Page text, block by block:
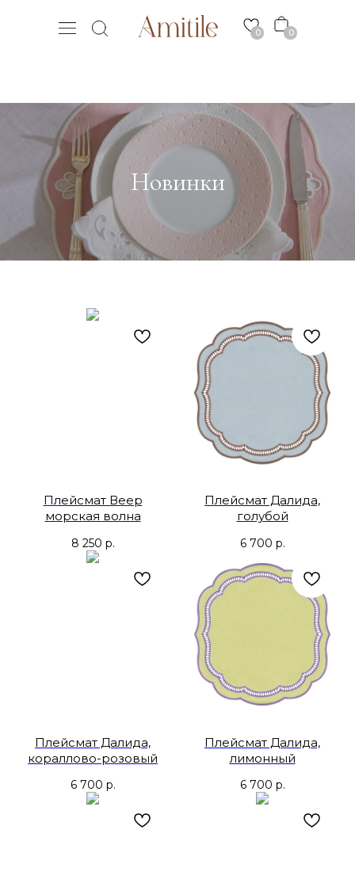
0
0
Новинки
Плейсмат Веер
морская волна
8 250 р.
Плейсмат Далида,
голубой
6 700 р.
Плейсмат Далида,
кораллово-розовый
6 700 р.
Плейсмат Далида,
лимонный
6 700 р.